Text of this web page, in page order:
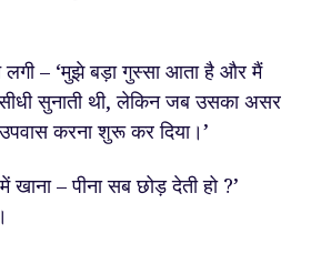
‘मुझे बड़ा गुस्सा आता है और मैं
सुनाती थी, लेकिन जब उसका असर
करना शुरू कर दिया।’
– पीना सब छोड़ देती हो ?’